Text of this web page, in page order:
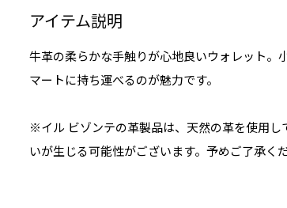
アイテム説明
牛革の柔らかな手触りが心地良いウォレット。
マートに持ち運べるのが魅力です。
※イル ビゾンテの革製品は、天然の革を使用し
いが生じる可能性がございます。予めご了承くだ